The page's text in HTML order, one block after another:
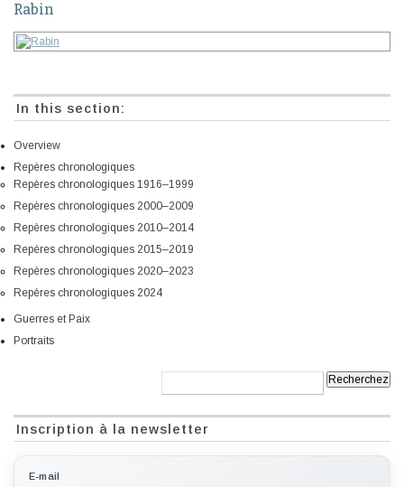
Rabin
In this section:
Overview
Repères chronologiques
Repères chronologiques 1916–1999
Repères chronologiques 2000–2009
Repères chronologiques 2010–2014
Repères chronologiques 2015–2019
Repères chronologiques 2020–2023
Repères chronologiques 2024
Guerres et Paix
Portraits
Inscription à la newsletter
E-mail